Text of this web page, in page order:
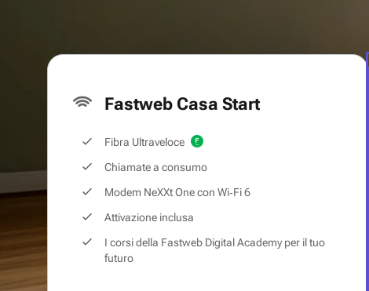
Fastweb Casa Start
Fibra Ultraveloce
Chiamate a consumo
Modem NeXXt One con Wi‑Fi 6
Attivazione inclusa
I corsi della Fastweb Digital Academy per il tuo
futuro